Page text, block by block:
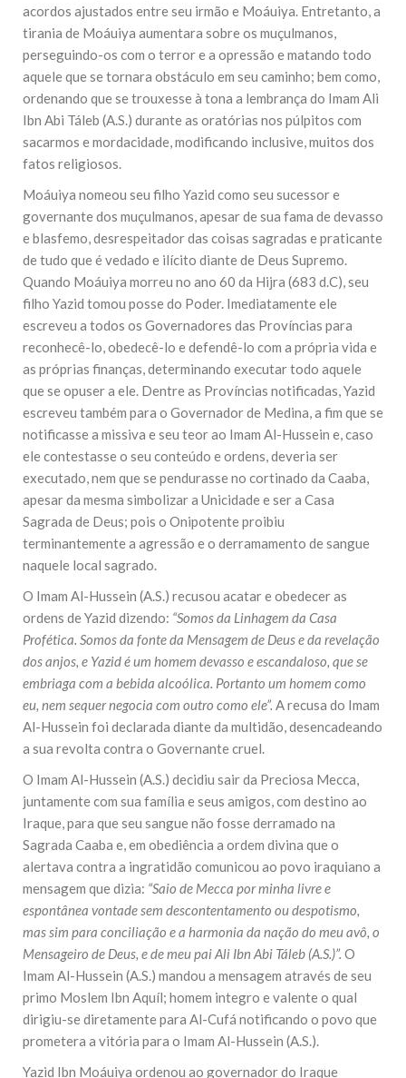
acordos ajustados entre seu irmão e Moáuiya. Entretanto, a
tirania de Moáuiya aumentara sobre os muçulmanos,
perseguindo-os com o terror e a opressão e matando todo
aquele que se tornara obstáculo em seu caminho; bem como,
ordenando que se trouxesse à tona a lembrança do Imam Ali
Ibn Abi Táleb (A.S.) durante as oratórias nos púlpitos com
sacarmos e mordacidade, modificando inclusive, muitos dos
fatos religiosos.
Moáuiya nomeou seu filho Yazid como seu sucessor e
governante dos muçulmanos, apesar de sua fama de devasso
e blasfemo, desrespeitador das coisas sagradas e praticante
de tudo que é vedado e ilícito diante de Deus Supremo.
Quando Moáuiya morreu no ano 60 da Hijra (683 d.C), seu
filho Yazid tomou posse do Poder. Imediatamente ele
escreveu a todos os Governadores das Províncias para
reconhecê-lo, obedecê-lo e defendê-lo com a própria vida e
as próprias finanças, determinando executar todo aquele
que se opuser a ele. Dentre as Províncias notificadas, Yazid
escreveu também para o Governador de Medina, a fim que se
notificasse a missiva e seu teor ao Imam Al-Hussein e, caso
ele contestasse o seu conteúdo e ordens, deveria ser
executado, nem que se pendurasse no cortinado da Caaba,
apesar da mesma simbolizar a Unicidade e ser a Casa
Sagrada de Deus; pois o Onipotente proibiu
terminantemente a agressão e o derramamento de sangue
naquele local sagrado.
O Imam Al-Hussein (A.S.) recusou acatar e obedecer as
ordens de Yazid dizendo: “Somos da Linhagem da Casa
Profética. Somos da fonte da Mensagem de Deus e da revelação
dos anjos, e Yazid é um homem devasso e escandaloso, que se
embriaga com a bebida alcoólica. Portanto um homem como
eu, nem sequer negocia com outro como ele”. A recusa do Imam
Al-Hussein foi declarada diante da multidão, desencadeando
a sua revolta contra o Governante cruel.
O Imam Al-Hussein (A.S.) decidiu sair da Preciosa Mecca,
juntamente com sua família e seus amigos, com destino ao
Iraque, para que seu sangue não fosse derramado na
Sagrada Caaba e, em obediência a ordem divina que o
alertava contra a ingratidão comunicou ao povo iraquiano a
mensagem que dizia: “Saio de Mecca por minha livre e
espontânea vontade sem descontentamento ou despotismo,
mas sim para conciliação e a harmonia da nação do meu avô, o
Mensageiro de Deus, e de meu pai Ali Ibn Abi Táleb (A.S.)”. O
Imam Al-Hussein (A.S.) mandou a mensagem através de seu
primo Moslem Ibn Aquíl; homem integro e valente o qual
dirigiu-se diretamente para Al-Cufá notificando o povo que
prometera a vitória para o Imam Al-Hussein (A.S.).
Yazid Ibn Moáuiya ordenou ao governador do Iraque